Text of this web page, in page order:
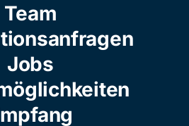
Team
Jobs